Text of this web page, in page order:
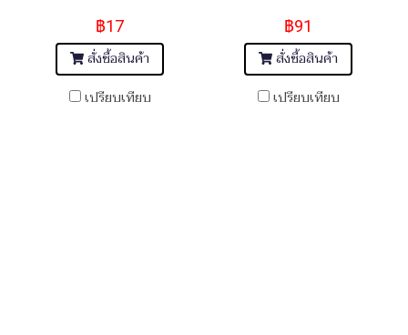
฿17
สั่งซื้อสินค้า
เปรียบเทียบ
฿91
สั่งซื้อสินค้า
เปรียบเทียบ